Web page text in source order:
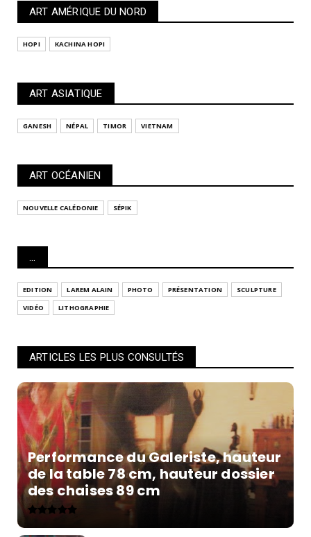
ART AMÉRIQUE DU NORD
HOPI KACHINA HOPI
ART ASIATIQUE
GANESH NÉPAL TIMOR VIETNAM
ART OCÉANIEN
NOUVELLE CALÉDONIE SÉPIK
...
EDITION LAREM ALAIN PHOTO PRÉSENTATION
SCULPTURE
VIDÉO
LITHOGRAPHIE
ARTICLES LES PLUS CONSULTÉS
Performance du Galeriste, hauteur
de la table 78 cm, hauteur dossier
des chaises 89 cm